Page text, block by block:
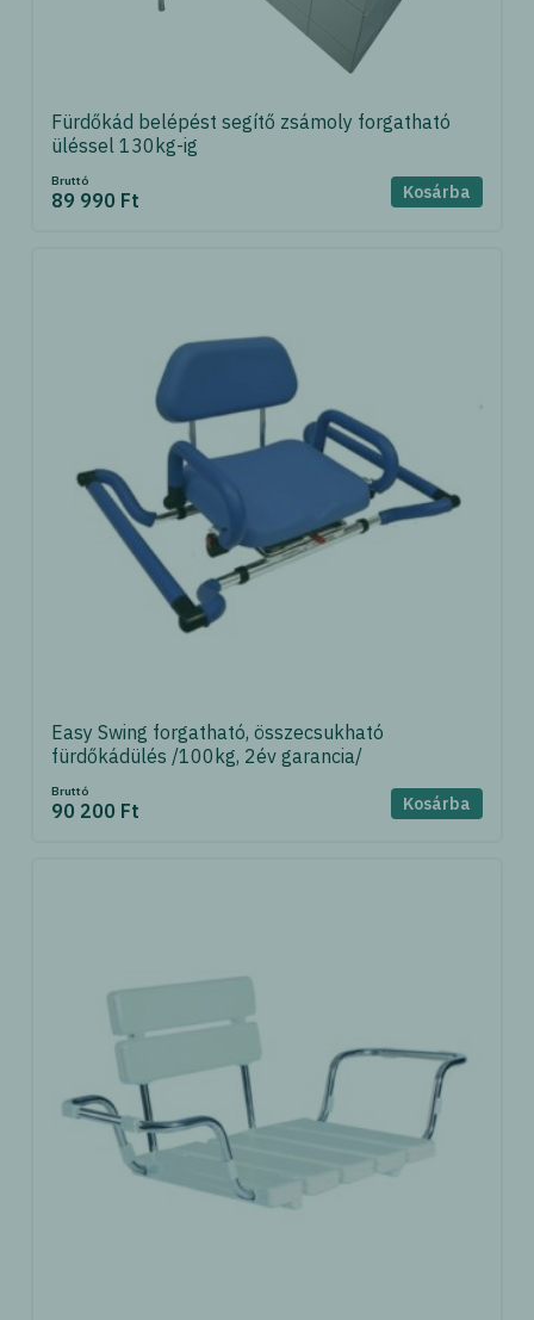
Fürdőkád belépést segítő zsámoly forgatható
üléssel 130kg-ig
Bruttó
89 990 Ft Kosárba
Easy Swing forgatható, összecsukható
fürdőkádülés /100kg, 2év garancia/
Bruttó
90 200 Ft Kosárba